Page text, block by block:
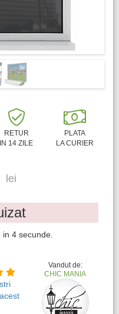
RETUR
IN 14 ZILE
PLATA
LA CURIER
lei
in 3 secunde.
Vandut de:
CHIC MANIA